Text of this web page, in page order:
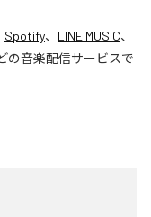
Spotify、 LINE MUSIC、
の音楽配信サービスで